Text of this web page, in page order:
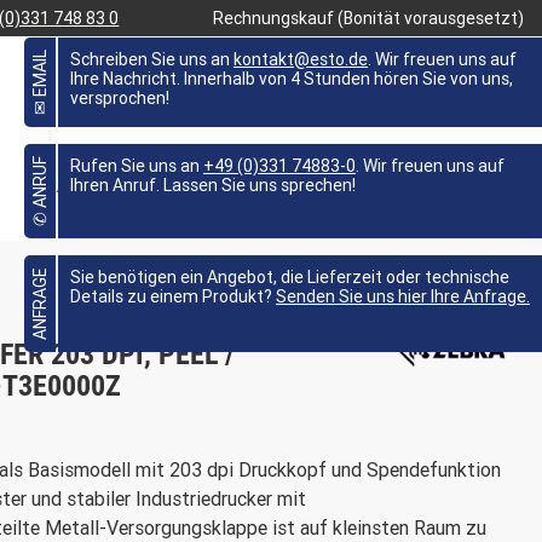
748 83 0 Rechnungskauf (Bonität vorausgesetzt)
FAVORITEN
BRANCHEN WISSEN
203 DPI, PEEL /
Basismodell mit 203 dpi Druckkopf und Spendefunktion
und stabiler Industriedrucker mit
Metall-Versorgungsklappe ist auf kleinsten Raum zu
✉ EMAIL Schreiben Sie uns an kontakt@esto.de . Wir freuen uns auf
Ihre Nachricht. Innerhalb von 4 Stunden hören Sie von uns,
versprochen!
✆ ANRUF Rufen Sie uns an +49 (0)331 74883-0 . Wir freuen uns auf
Ihren Anruf. Lassen Sie uns sprechen!
ANFRAGE
Sie benötigen ein Angebot, die Lieferzeit oder technische
Details zu einem Produkt? Senden Sie uns hier Ihre Anfrage.